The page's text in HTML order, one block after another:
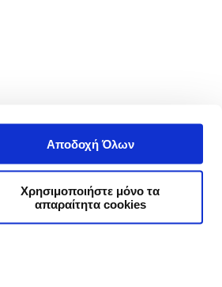
Αποδοχή Όλων
Χρησιμοποιήστε μόνο τα
απαραίτητα cookies